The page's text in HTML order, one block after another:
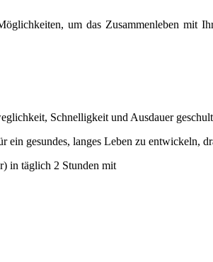
um das Zusammenleben mit
Schnelligkeit und Ausdauer
gesundes, langes Leben zu entwickeln,
in täglich 2 Stunden mit